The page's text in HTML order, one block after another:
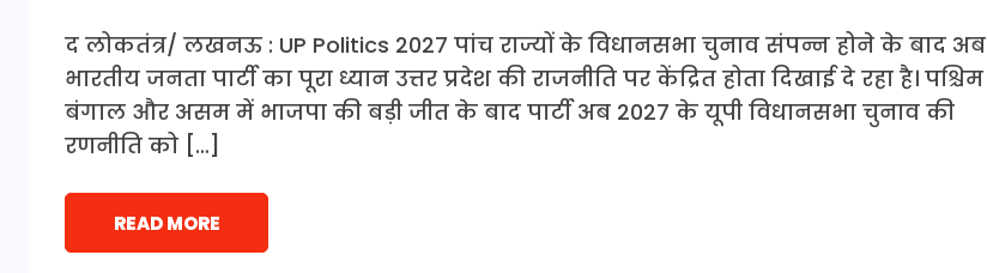
द लोकतंत्र/ लखनऊ : UP Politics 2027 पांच राज्यों के विधानसभा चुनाव संपन्न होने के बाद अब
भारतीय जनता पार्टी का पूरा ध्यान उत्तर प्रदेश की राजनीति पर केंद्रित होता दिखाई दे रहा है। पश्चिम
बंगाल और असम में भाजपा की बड़ी जीत के बाद पार्टी अब 2027 के यूपी विधानसभा चुनाव की
रणनीति को […]
READ MORE